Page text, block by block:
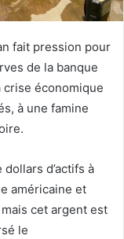
fait pression pour
de la banque
crise économique
à une famine
dollars d’actifs à
américaine et
cet argent est
le